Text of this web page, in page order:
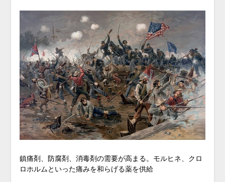
鎮痛剤、防腐剤、消毒剤の需要が高まる。モルヒネ、クロ
ロホルムといった痛みを和らげる薬を供給